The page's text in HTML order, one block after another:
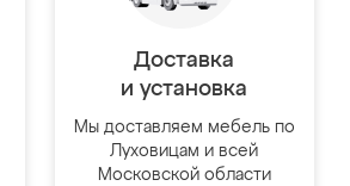
Доставка
и установка
Мы доставляем мебель по
Луховицам и всей
Московской области